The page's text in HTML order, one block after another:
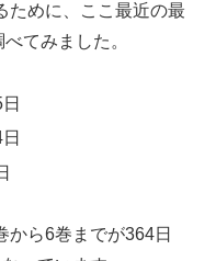
ために、ここ最近の最
てみました。
から6巻までが364日